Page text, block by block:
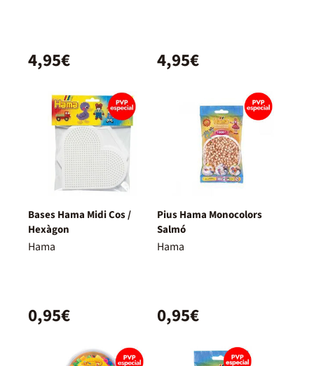
4,95€ 4,95€
Bases Hama Midi Cos /
Hexàgon
Hama
0,95€
Pius Hama Monocolors
Salmó
Hama
0,95€